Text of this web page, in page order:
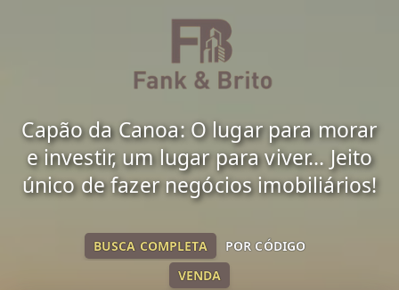
Capão da Canoa: O lugar para morar
e investir, um lugar para viver... Jeito
único de fazer negócios imobiliários!
VENDA
BUSCA COMPLETA POR CÓDIGO